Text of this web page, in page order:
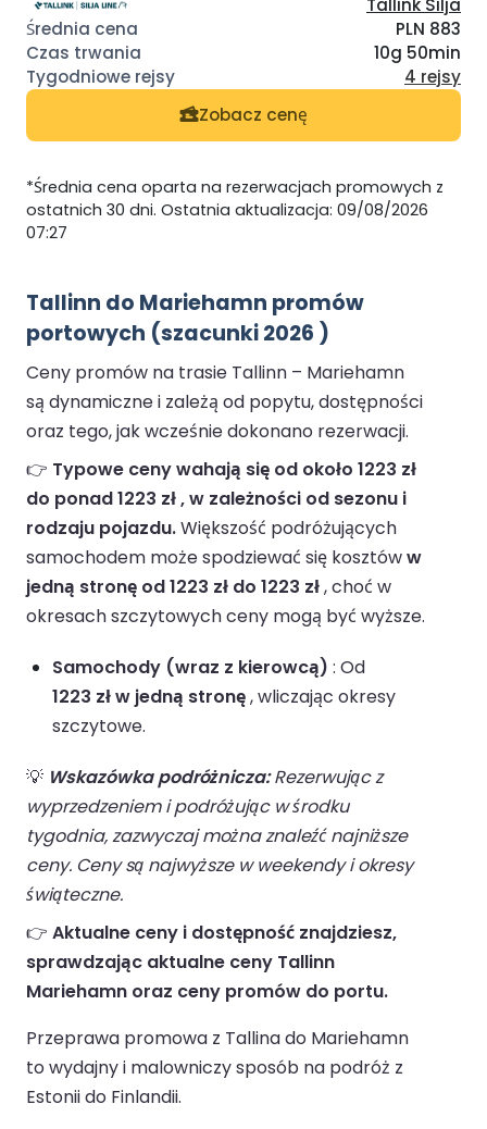
Tallink Silja
PLN 883
10g 50min
4 rejsy
Zobacz cenę
*Średnia cena oparta na rezerwacjach promowych z
ostatnich 30 dni. Ostatnia aktualizacja: 09/08/2026
07:27
Tallinn do Mariehamn promów
portowych (szacunki 2026 )
Ceny promów na trasie Tallinn – Mariehamn
są dynamiczne i zależą od popytu, dostępności
oraz tego, jak wcześnie dokonano rezerwacji.
👉 Typowe ceny wahają się od około 1223 zł
do ponad 1223 zł , w zależności od sezonu i
rodzaju pojazdu.Większość podróżujących
samochodem może spodziewać się kosztóww
jedną stronę od 1223 zł do 1223 zł, choć w
okresach szczytowych ceny mogą być wyższe.
Samochody (wraz z kierowcą) : Od
1223 zł w jedną stronę, wliczając okresy
szczytowe.
💡 Wskazówka podróżnicza:Rezerwując z
wyprzedzeniem i podróżując w środku
tygodnia, zazwyczaj można znaleźć najniższe
ceny. Ceny są najwyższe w weekendy i okresy
świąteczne.
👉 Aktualne ceny i dostępność znajdziesz,
sprawdzając aktualne ceny Tallinn
Mariehamn oraz ceny promów do portu.
Przeprawa promowa z Tallina do Mariehamn
to wydajny i malowniczy sposób na podróż z
Estonii do Finlandii.